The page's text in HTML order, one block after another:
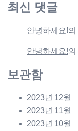
최신 댓글
안녕하세요!의
안녕하세요!의
보관함
2023년 12월
2023년 11월
2023년 10월